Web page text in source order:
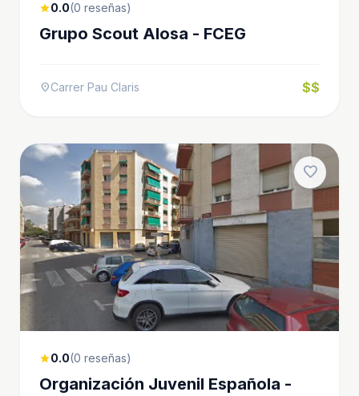
star0.0(0 reseñas)
Grupo Scout Alosa - FCEG
location_onCarrer Pau Claris $$
favorite
star0.0(0 reseñas)
Organización Juvenil Española -